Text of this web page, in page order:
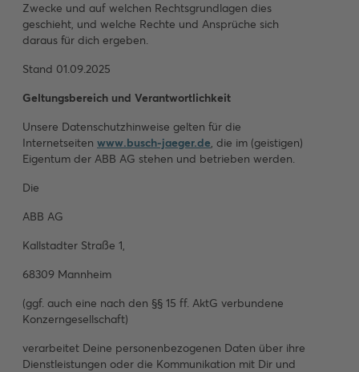
Zwecke und auf welchen Rechtsgrundlagen dies
geschieht, und welche Rechte und Ansprüche sich
daraus für dich ergeben.
Stand 01.09.2025
Geltungsbereich und Verantwortlichkeit
Unsere Datenschutzhinweise gelten für die
Internetseiten www.busch-jaeger.de, die im (geistigen)
Eigentum der ABB AG stehen und betrieben werden.
Die
ABB AG
Kallstadter Straße 1,
68309 Mannheim
(ggf. auch eine nach den §§ 15 ff. AktG verbundene
Konzerngesellschaft)
verarbeitet Deine personenbezogenen Daten über ihre
Dienstleistungen oder die Kommunikation mit Dir und